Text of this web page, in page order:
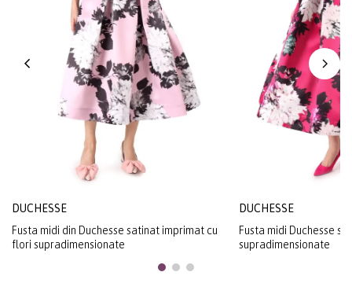
DUCHESSE
Fusta midi din Duchesse satinat imprimat cu
flori supradimensionate
DUCHESSE
Fusta midi Duchesse
supradimensionate